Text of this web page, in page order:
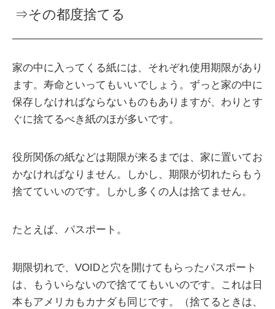
⇒その都度捨てる
家の中に入ってくる紙には、それぞれ使用期限があり
ます。寿命といってもいいでしょう。ずっと家の中に
保存しなければならないものもありますが、わりとす
ぐに捨てるべき紙のほが多いです。
役所関係の紙などは期限が来るまでは、家に置いてお
かなければなりません。しかし、期限が切れたらもう
捨てていいのです。しかし多くの人は捨てません。
たとえば、パスポート。
期限切れで、VOIDと穴を開けてもらったパスポート
は、もういらないので捨ててもいいのです。これは日
本もアメリカもカナダも同じです。（捨てるときは、